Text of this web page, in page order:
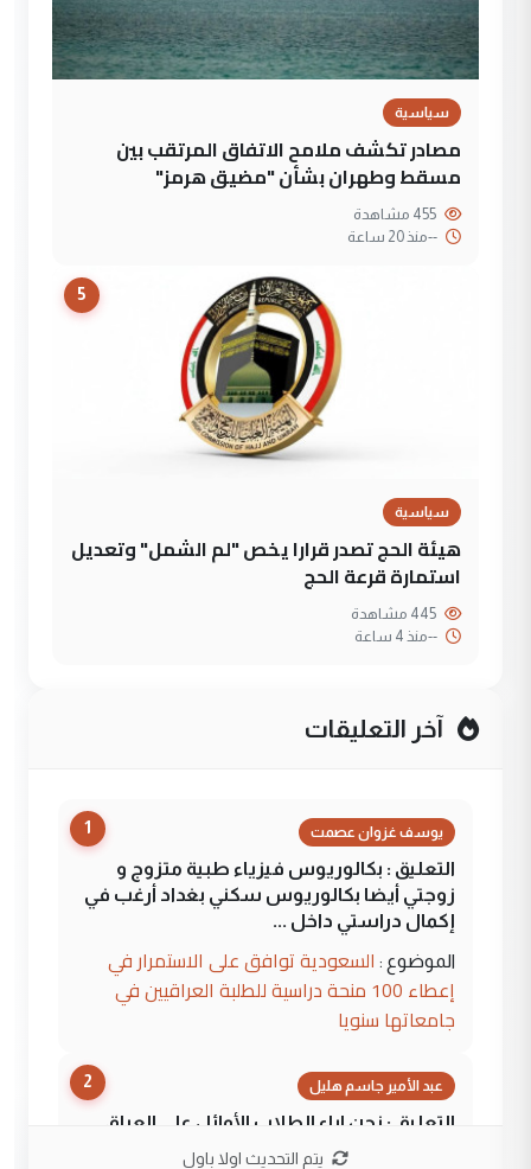
سياسية
مصادر تكشف ملامح الاتفاق المرتقب بين
مسقط وطهران بشأن "مضيق هرمز"
--منذ 20 ساعة
5
سياسية
هيئة الحج تصدر قرارا يخص "لم الشمل" وتعديل
استمارة قرعة الحج
--منذ 4 ساعة
آخر التعليقات
1 يوسف غزوان عصمت
التعليق : بكالوريوس فيزياء طبية متزوج و
زوجتي أيضا بكالوريوس سكني بغداد أرغب في
إكمال دراستي داخل ...
الموضوع : السعودية توافق على الاستمرار في
إعطاء 100 منحة دراسية للطلبة العراقيين في
جامعاتها سنويا
2 عبد الأمير جاسم هليل
التعليق : نحن اباء الطلاب الأوائل على العراق
نتشرف بلقاء السيد احمد الصافي في العتبات
يتم التحديث اولا باول